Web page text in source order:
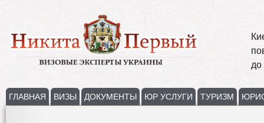
до
ГЛАВНАЯ ВИЗЫ ДОКУМЕНТЫ ЮР УСЛУГИ ТУРИЗМ